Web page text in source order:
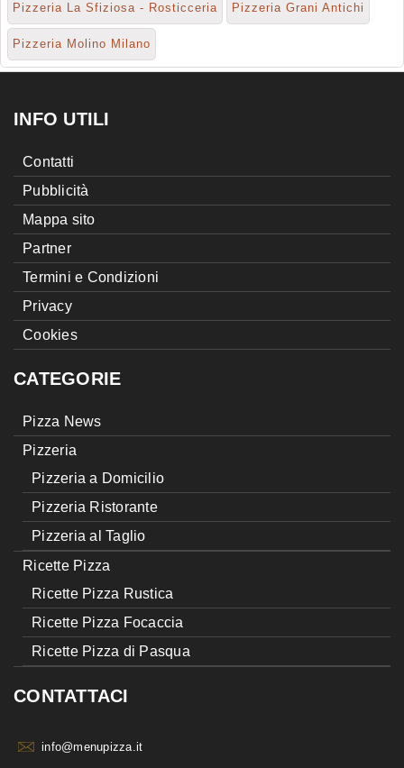
Pizzeria La Sfiziosa - Rosticceria Pizzeria Grani Antichi
Pizzeria Molino Milano
INFO UTILI
Contatti
Pubblicità
Mappa sito
Partner
Termini e Condizioni
Privacy
Cookies
CATEGORIE
Pizza News
Pizzeria
Pizzeria a Domicilio
Pizzeria Ristorante
Pizzeria al Taglio
Ricette Pizza
Ricette Pizza Rustica
Ricette Pizza Focaccia
Ricette Pizza di Pasqua
CONTATTACI
info@menupizza.it